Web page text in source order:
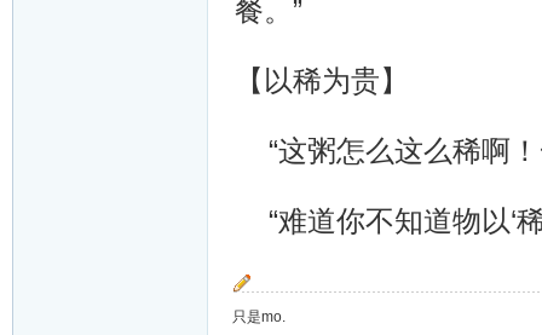
餐。”
【以稀为贵】
“这粥怎么这么稀啊
“难道你不知道物以‘
只是mo.